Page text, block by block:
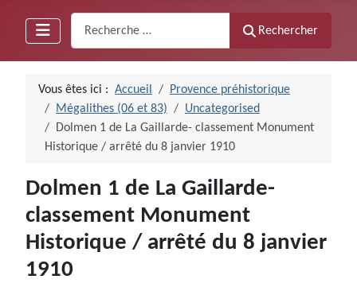
Rechercher
Vous êtes ici : Accueil
Provence préhistorique
Mégalithes (06 et 83)
Uncategorised
Dolmen 1 de La Gaillarde- classement Monument
Historique / arrêté du 8 janvier 1910
Dolmen 1 de La Gaillarde-
classement Monument
Historique / arrêté du 8 janvier
1910